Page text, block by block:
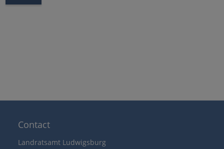
Contact
Landratsamt Ludwigsburg